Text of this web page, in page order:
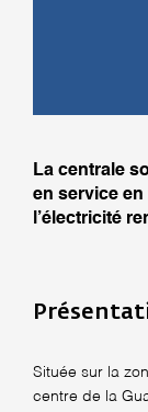
La centrale
en service
l’électricité
Située sur la
centre de la